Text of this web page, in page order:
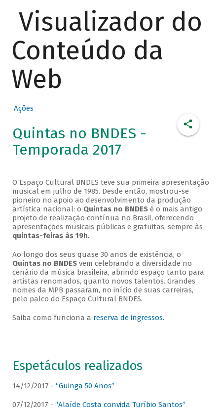
Visualizador do
Conteúdo da
Web
Ações
Quintas no BNDES -
Temporada 2017
O Espaço Cultural BNDES teve sua primeira apresentação
musical em julho de 1985. Desde então, mostrou-se
pioneiro no apoio ao desenvolvimento da produção
artística nacional: o Quintas no BNDESé o mais antigo
projeto de realização contínua no Brasil, oferecendo
apresentações musicais públicas e gratuitas, sempre às
quintas-feiras às 19h.
Ao longo dos seus quase 30 anos de existência, o
Quintas no BNDESvem celebrando a diversidade no
cenário da música brasileira, abrindo espaço tanto para
artistas renomados, quanto novos talentos. Grandes
nomes da MPB passaram, no início de suas carreiras,
pelo palco do Espaço Cultural BNDES.
Saiba como funciona a reserva de ingressos.
Espetáculos realizados
14/12/2017 - “Guinga 50 Anos”
07/12/2017 - “Alaíde Costa convida Turíbio Santos”